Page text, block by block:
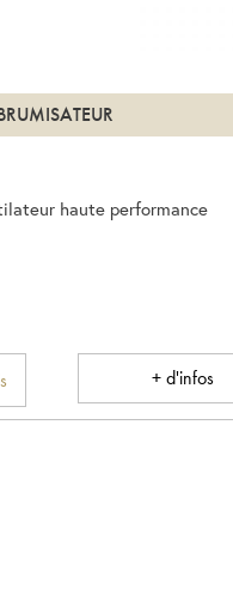
haute performance
+ d'infos